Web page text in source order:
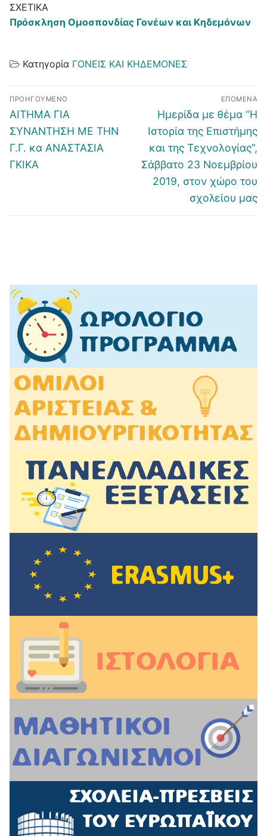
ΣΧΕΤΙΚΑ
Πρόσκληση Ομοσπονδίας Γονέων και Κηδεμόνων
Κατηγορία ΓΟΝΕΙΣ ΚΑΙ ΚΗΔΕΜΟΝΕΣ
Πλοήγηση
άρθρων
ΠΡΟΗΓΟΎΜΕΝΟ
Προηγούμενο
άρθρο:
ΑΙΤΗΜΑ ΓΙΑ
ΣΥΝΑΝΤΗΣΗ ΜΕ ΤΗΝ
Γ.Γ. κα ΑΝΑΣΤΑΣΙΑ
ΓΚΙΚΑ
ΕΠΌΜΕΝΑ
Επόμενο
άρθρο:
Ημερίδα με θέμα “Η
Ιστορία της Επιστήμης
και της Τεχνολογίας”,
Σάββατο 23 Νοεμβρίου
2019, στον χώρο του
σχολείου μας